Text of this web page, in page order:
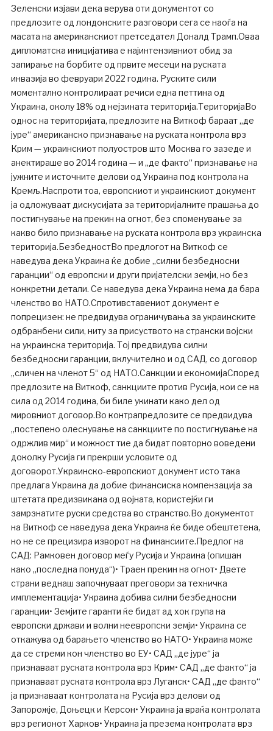
Зеленски изјави дека верува оти документот со
предлозите од лондонските разговори сега се наоѓа на
масата на американскиот претседател Доналд Трамп.Оваа
дипломатска иницијатива е најинтензивниот обид за
запирање на борбите од првите месеци на руската
инвазија во февруари 2022 година. Руските сили
моментално контролираат речиси една петтина од
Украина, околу 18% од нејзината територија.ТериторијаВо
однос на територијата, предлозите на Виткоф бараат „де
јуре“ американско признавање на руската контрола врз
Крим — украинскиот полуостров што Москва го зазеде и
анектираше во 2014 година — и „де факто“ признавање на
јужните и источните делови од Украина под контрола на
Кремљ.Наспроти тоа, европскиот и украинскиот документ
ја одложуваат дискусијата за територијалните прашања до
постигнување на прекин на огнот, без споменување за
какво било признавање на руската контрола врз украинска
територија.БезбедностВо предлогот на Виткоф се
наведува дека Украина ќе добие „силни безбедносни
гаранции“ од европски и други пријателски земји, но без
конкретни детали. Се наведува дека Украина нема да бара
членство во НАТО.Спротивставениот документ е
попрецизен: не предвидува ограничувања за украинските
одбранбени сили, ниту за присуството на странски војски
на украинска територија. Тој предвидува силни
безбедносни гаранции, вклучително и од САД, со договор
„сличен на членот 5“ од НАТО.Санкции и економијаСпоред
предлозите на Виткоф, санкциите против Русија, кои се на
сила од 2014 година, би биле укинати како дел од
мировниот договор.Во контрапредлозите се предвидува
„постепено олеснување на санкциите по постигнување на
одржлив мир“ и можност тие да бидат повторно воведени
доколку Русија ги прекрши условите од
договорот.Украинско-европскиот документ исто така
предлага Украина да добие финансиска компензација за
штетата предизвикана од војната, користејќи ги
замрзнатите руски средства во странство.Во документот
на Виткоф се наведува дека Украина ќе биде обештетена,
но не се прецизира изворот на финансиите.Предлог на
САД: Рамковен договор меѓу Русија и Украина (опишан
како „последна понуда“)• Траен прекин на огнот• Двете
страни веднаш започнуваат преговори за техничка
имплементација• Украина добива силни безбедносни
гаранции• Земјите гаранти ќе бидат ад хок група на
европски држави и волни неевропски земји• Украина се
откажува од барањето членство во НАТО• Украина може
да се стреми кон членство во ЕУ• САД „де јуре“ ја
признаваат руската контрола врз Крим• САД „де факто“ ја
признаваат руската контрола врз Луганск• САД „де факто“
ја признаваат контролата на Русија врз делови од
Запорожје, Доњецк и Керсон• Украина ја враќа контролата
врз регионот Харков• Украина ја презема контролата врз